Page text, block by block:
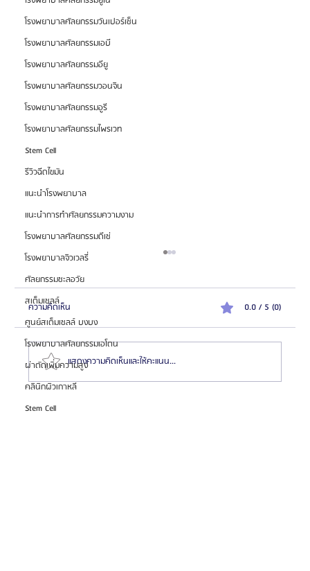
โรงพยาบาลศัลยกรรมวันเปอร์เซ็น
โรงพยาบาลศัลยกรรมเอบี
โรงพยาบาลศัลยกรรมอียู
โรงพยาบาลศัลยกรรมวอนจิน
โรงพยาบาลศัลยกรรมอูรี
โรงพยาบาลศัลยกรรมไพรเวท
Stem Cell
รีวิวฉีดไขมัน
แนะนำโรงพยาบาล
แนะนำการทำศัลยกรรมความงาม
โรงพยาบาลศัลยกรรมดีเซ่
โรงพยาบาลจิวเวลรี่
ศัลยกรรมชะลอวัย
สเต็มเซลล์
ศูนย์สเต็มเซลล์ บงบง
โรงพยาบาลศัลยกรรมเอโตน
ผ่าตัดเพิ่มความสูง
คลินิกผิวเกาหลี
Stem CellHemaPure โปรแกรมฟอกเลือดเกาหลี ฟื้นฟูเซลล์และ
ความคิดเห็น 0.0 / 5 (0)
แสดงความคิดเห็นและให้คะแนน...